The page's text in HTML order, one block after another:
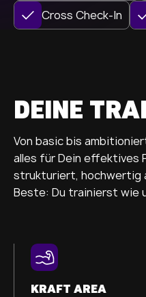
Cross Check-In
DEINE
Von basic bis
alles für Dein effektives
strukturiert, hochwertig
Beste: Du trainierst wie
KRAFT AREA